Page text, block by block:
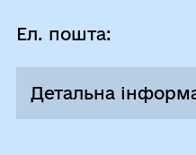
Ел. пошта:
Детальна